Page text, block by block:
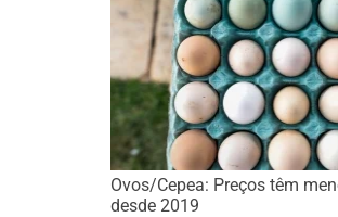
Ovos/Cepea: Preços têm
desde 2019